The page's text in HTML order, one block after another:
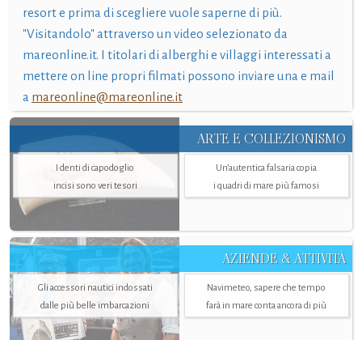
resort e prima di scegliere vuole saperne di più.
"Visitandolo" attraverso un video selezionato da
mareonline.it. I titolari di alberghi e villaggi interessati a
mettere on line propri filmati possono inviare una e mail
a mareonline@mareonline.it
ARTE E COLLEZIONISMO
I denti di capodoglio
incisi sono veri tesori
Un’autentica falsaria copia
i quadri di mare più famosi
AZIENDE & ATTIVITÀ
Gli accessori nautici indossati
dalle più belle imbarcazioni
Navimeteo, sapere che tempo
farà in mare conta ancora di più